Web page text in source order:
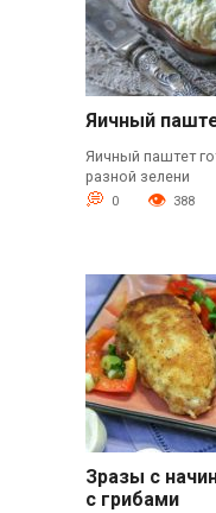
Яичный
Яичный паштет
разной зелени
0 388
Зразы с
с грибами